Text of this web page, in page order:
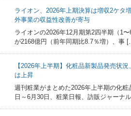
ライオン、2026年上期決算は増収2ケタ
外事業の収益性改善が寄与
ライオンの2026年12月期第2四半期（1
が2168億円（前年同期比8.7％増）、事
【2026年上半期】化粧品新製品発売状
は上昇
週刊粧業がまとめた2026年上半期の化粧
日～6月30日、粧業日報、訪販ジャーナ